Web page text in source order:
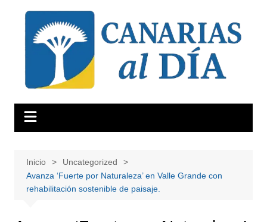
contenido
Inicio
Uncategorized
Avanza ‘Fuerte por Naturaleza’ en Valle Grande con
rehabilitación sostenible de paisaje.